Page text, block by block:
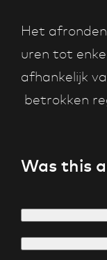
Het
uren tot
afhankelijk
betrokken
Was this